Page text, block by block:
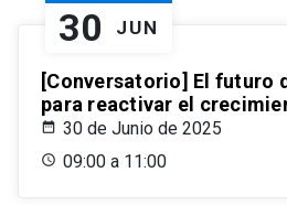
30 JUN
[Conversatorio] El futuro
para reactivar el
30 de Junio de 2025
09:00 a 11:00